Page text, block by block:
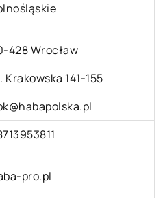
428 Wrocław
Krakowska 141-155
pro.pl